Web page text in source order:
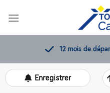
11.000+
Enregistrer